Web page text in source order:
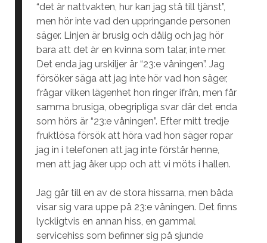
“det är nattvakten, hur kan jag stå till tjänst”,
men hör inte vad den uppringande personen
säger. Linjen är brusig och dålig och jag hör
bara att det är en kvinna som talar, inte mer.
Det enda jag urskiljer är “23:e våningen”. Jag
försöker säga att jag inte hör vad hon säger,
frågar vilken lägenhet hon ringer ifrån, men får
samma brusiga, obegripliga svar där det enda
som hörs är “23:e våningen”. Efter mitt tredje
fruktlösa försök att höra vad hon säger ropar
jag in i telefonen att jag inte förstår henne,
men att jag åker upp och att vi möts i hallen.
Jag går till en av de stora hissarna, men båda
visar sig vara uppe på 23:e våningen. Det finns
lyckligtvis en annan hiss, en gammal
servicehiss som befinner sig på sjunde